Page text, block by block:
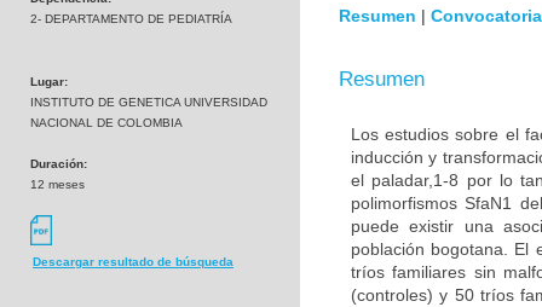
2- DEPARTAMENTO DE PEDIATRÍA
Lugar:
INSTITUTO DE GENETICA UNIVERSIDAD
NACIONAL DE COLOMBIA
Duración:
12 meses
Descargar resultado de búsqueda
Resumen | Convocatoria
Resumen
Los estudios sobre el
inducción y
el paladar,1-8 por lo
polimorfismos SfaN1
puede existir una
población bogotana. El
tríos familiares sin
(controles) y 50 tríos